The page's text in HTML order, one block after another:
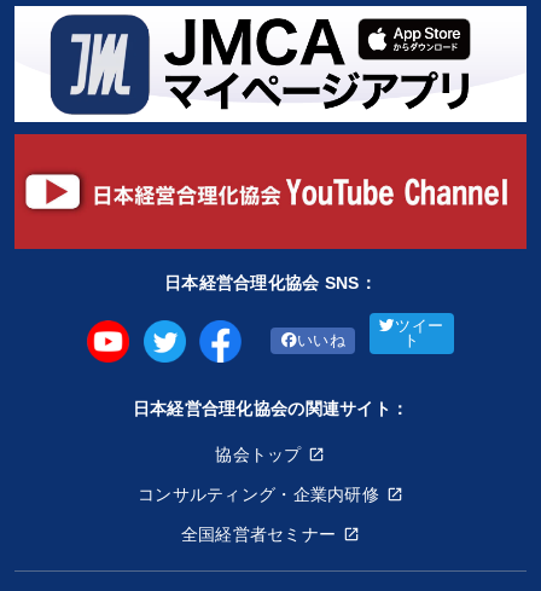
日本経営合理化協会 SNS：
いいね
ツイー
ト
日本経営合理化協会の関連サイト：
協会トップ
コンサルティング・企業内研修
全国経営者セミナー